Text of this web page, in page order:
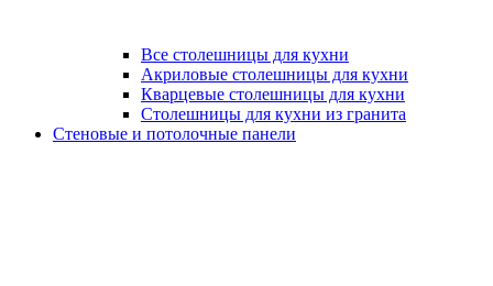
Все столешницы для кухни
Акриловые столешницы для кухни
Кварцевые столешницы для кухни
Столешницы для кухни из гранита
Стеновые и потолочные панели